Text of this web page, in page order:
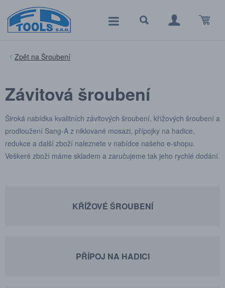
Šroubení
Závitová šroubení
Široká nabídka kvalitních závitových šroubení, křížových šroubení a
prodloužení Sang-A z niklované mosazi, přípojky na hadice,
redukce a další zboží naleznete v nabídce našeho e-shopu.
Veškeré zboží máme skladem a zaručujeme tak jeho rychlé dodání.
KŘÍŽOVÉ ŠROUBENÍ
PŘÍPOJ NA HADICI